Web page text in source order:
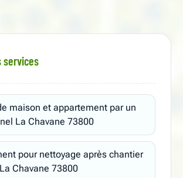
services
maison et appartement par un
La Chavane 73800
pour nettoyage après chantier
Chavane 73800